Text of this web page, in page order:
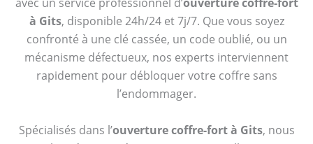
à Gits, disponible 24h/24 et 7j/7. Que vous soyez
confronté à une clé cassée, un code oublié, ou un
mécanisme défectueux, nos experts interviennent
rapidement pour débloquer votre coffre sans
l’endommager.
Spécialisés dans l’ouverture coffre-fort à Gits, nous